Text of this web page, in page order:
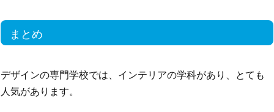
まとめ
デザインの専門学校では、インテリアの学科があり、とても
人気があります。